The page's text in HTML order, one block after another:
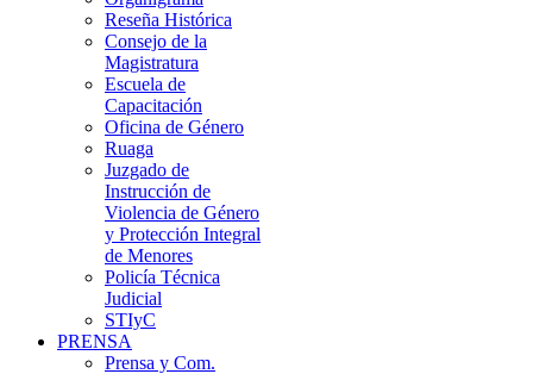
Reseña Histórica
Consejo de la
Magistratura
Escuela de
Capacitación
Oficina de Género
Ruaga
Juzgado de
Instrucción de
Violencia de Género
y Protección Integral
de Menores
Policía Técnica
Judicial
STIyC
PRENSA
Prensa y Com.